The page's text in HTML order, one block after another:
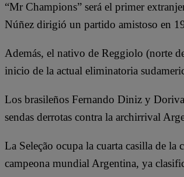
“Mr Champions” será el primer
Núñez dirigió un partido amistoso en
Además, el nativo de Reggiolo (norte
inicio de la actual eliminatoria
Los brasileños Fernando Diniz y
sendas derrotas contra la archirrival
La Seleção ocupa la cuarta casilla de
campeona mundial Argentina, ya